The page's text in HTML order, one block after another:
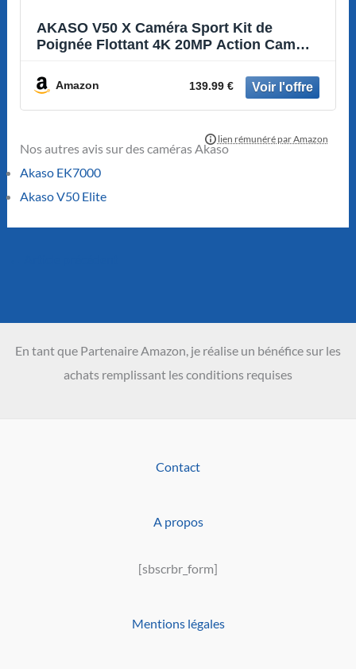
AKASO V50 X Caméra Sport Kit de
Poignée Flottant 4K 20MP Action Cam
Amazon 139.99 €
Nos autres avis sur des caméras Akaso
Akaso EK7000
Akaso V50 Elite
En tant que Partenaire Amazon, je réalise un bénéfice sur les
achats remplissant les conditions requises
Contact
A propos
[sbscrbr_form]
Mentions légales